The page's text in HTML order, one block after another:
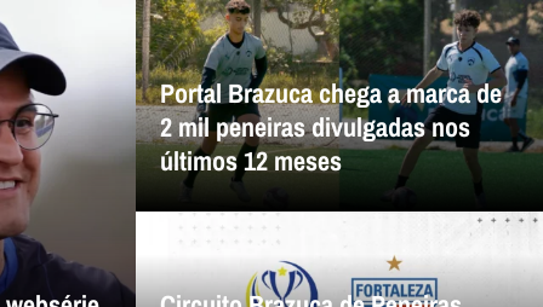
Portal Brazuca chega a marca de
2 mil peneiras divulgadas nos
últimos 12 meses